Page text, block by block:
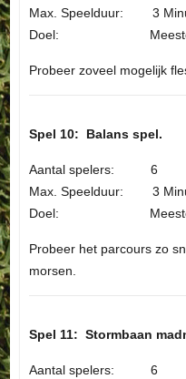
Max. Speelduur: 3
Doel: Meeste
Probeer zoveel mogelijk
Spel 10: Balans spel.
Aantal spelers: 6
Max. Speelduur: 3
Doel: Meeste
Probeer het parcours zo
morsen.
Spel 11: Stormbaan
Aantal spelers: 6